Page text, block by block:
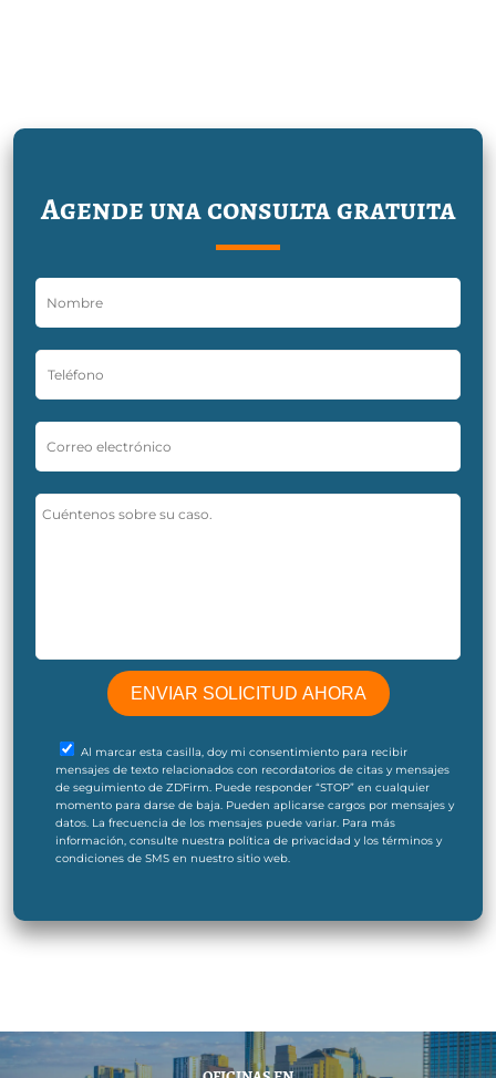
Agende una consulta gratuita
Al marcar esta casilla, doy mi consentimiento para recibir
mensajes de texto relacionados con recordatorios de citas y mensajes
de seguimiento de ZDFirm. Puede responder “STOP” en cualquier
momento para darse de baja. Pueden aplicarse cargos por mensajes y
datos. La frecuencia de los mensajes puede variar. Para más
información, consulte nuestra política de privacidad y los términos y
condiciones de SMS en nuestro sitio web.